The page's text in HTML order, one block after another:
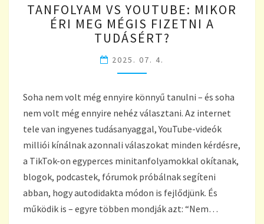
VS
YOUTUBE:
MIKOR
MEG
MÉGIS
A
TUDÁSÉRT?
TANFOLYAM VS YOUTUBE: MIKOR
ÉRI MEG MÉGIS FIZETNI A
TUDÁSÉRT?
2025. 07. 4.
Soha nem volt még ennyire könnyű tanulni – és soha
nem volt még ennyire nehéz választani. Az internet
tele van ingyenes tudásanyaggal, YouTube-videók
milliói kínálnak azonnali válaszokat minden kérdésre,
a TikTok-on egyperces minitanfolyamokkal okítanak,
blogok, podcastek, fórumok próbálnak segíteni
abban, hogy autodidakta módon is fejlődjünk. És
működik is – egyre többen mondják azt: “Nem…